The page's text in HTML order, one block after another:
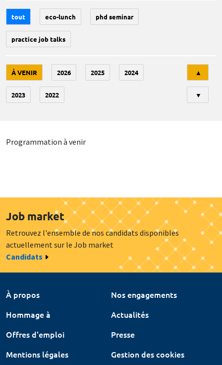
tout eco-lunch phd seminar
practice job talks
À VENIR 2026 2025 2024
2023 2022
▲
▼
Programmation à venir
Job market
Retrouvez l'ensemble de nos candidats disponibles
actuellement sur le Job market
Candidats
À propos
Nos engagements
Hommage à
Actualités
Offres d'emploi
Presse
Mentions légales
Gestion des cookies